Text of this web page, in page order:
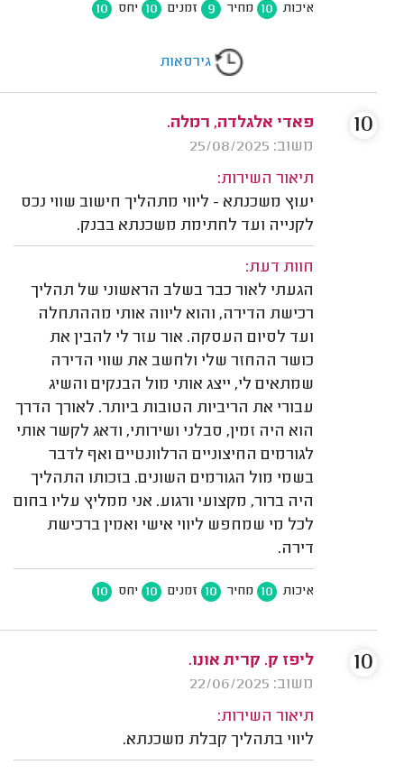
איכות 10 מחיר 9 זמנים 10 יחס 10
גירסאות
פאדי אלגלדה, רמלה.
משוב: 25/08/2025
תיאור השירות:
יעוץ משכנתא - ליווי מתהליך חישוב שווי נכס
לקנייה ועד לחתימת משכנתא בבנק.
חוות דעת:
הגעתי לאור כבר בשלב הראשוני של תהליך
רכישת הדירה, והוא ליווה אותי מההתחלה
ועד לסיום העסקה. אור עזר לי להבין את
כושר ההחזר שלי ולחשב את שווי הדירה
שמתאים לי, ייצג אותי מול הבנקים והשיג
עבורי את הריביות הטובות ביותר. לאורך הדרך
הוא היה זמין, סבלני ושירותי, ודאג לקשר אותי
לגורמים החיצוניים הרלוונטיים ואף לדבר
בשמי מול הגורמים השונים. בזכותו התהליך
היה ברור, מקצועי ורגוע. אני ממליץ עליו בחום
לכל מי שמחפש ליווי אישי ואמין ברכישת
דירה.
איכות 10 מחיר 10 זמנים 10 יחס 10
10
ליפז ק. קרית אונו.
משוב: 22/06/2025
תיאור השירות:
ליווי בתהליך קבלת משכנתא.
10